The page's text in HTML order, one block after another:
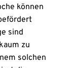
können
sind
zu
solchen